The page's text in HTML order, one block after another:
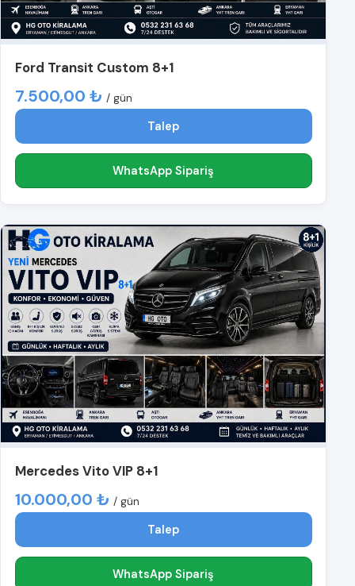
Ford Transit Custom 8+1
7.500,00 ₺ / gün
Talep
WhatsApp Sipariş
Mercedes Vito VIP 8+1
10.000,00 ₺ / gün
Talep
WhatsApp Sipariş